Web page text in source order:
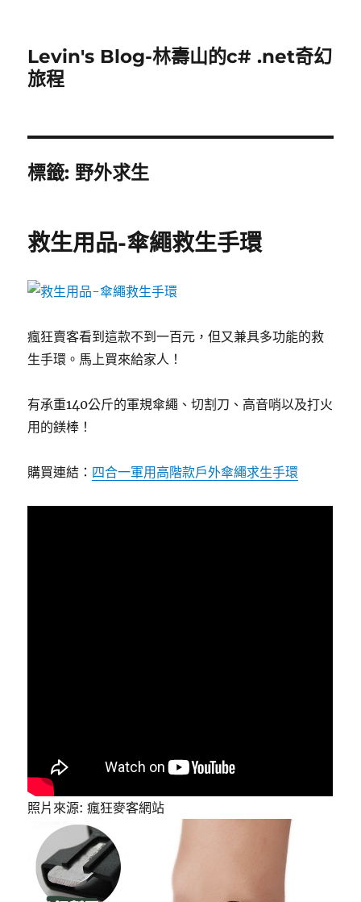
Levin's Blog-林壽山的c# .net奇幻
旅程
標籤:野外求生
救生用品-傘繩救生手環
瘋狂賣客看到這款不到一百元，但又兼具多功能的救
生手環。馬上買來給家人！
有承重140公斤的軍規傘繩、切割刀、高音哨以及打火
用的鎂棒！
購買連結： 四合一軍用高階款戶外傘繩求生手環
照片來源: 瘋狂麥客網站